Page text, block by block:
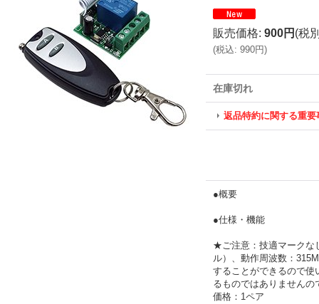
販売価格: 900円 (税
(税込: 990円)
在庫切れ
返品特約に関する重要
●概要
●仕様・機能
★ご注意：技適マークな
ル）、動作周波数：
することができるので使
るものではありません
価格：1ペア